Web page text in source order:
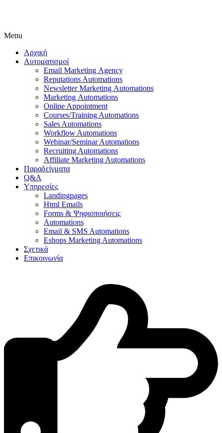
Menu
Αρχική
Αυτοματισμοί
Εmail Μarketing Αgency
Reputations Automations
Νewsletter Μarketing Αutomations
Μarketing Αutomations
Οnline Appointment
Courses/Training Automations
Sales Automations
Workflow Automations
Webinar/Seminar Automations
Recruiting Automations
Affiliate Marketing Automations
Παραδείγματα
Q&A
Υπηρεσίες
Landingpages
Html Emails
Forms & Ψηφιοποιήσεις
Automations
Email & SMS Automations
Eshops Marketing Automations
Σχετικά
Επικοινωνία